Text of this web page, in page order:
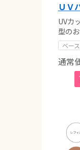
ＵＶ
UVカ
型の
ベー
通常